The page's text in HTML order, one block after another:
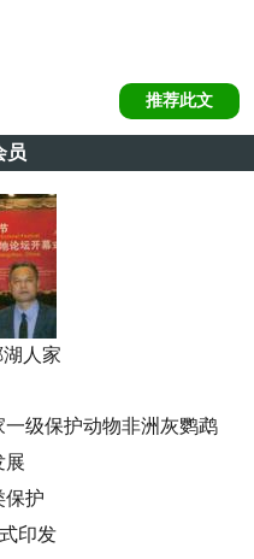
推荐此文
员
人家
级保护动物非洲灰鹦鹉
展
保护
印发